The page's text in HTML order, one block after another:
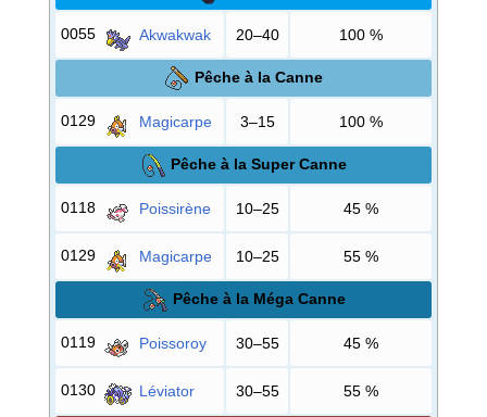
0055 Akwakwak 20–40 100 %
Pêche à la Canne
0129 Magicarpe 3–15 100 %
Pêche à la Super Canne
0118 Poissirène 10–25 45 %
0129 Magicarpe 10–25 55 %
Pêche à la Méga Canne
0119 Poissoroy 30–55 45 %
0130 Léviator 30–55 55 %